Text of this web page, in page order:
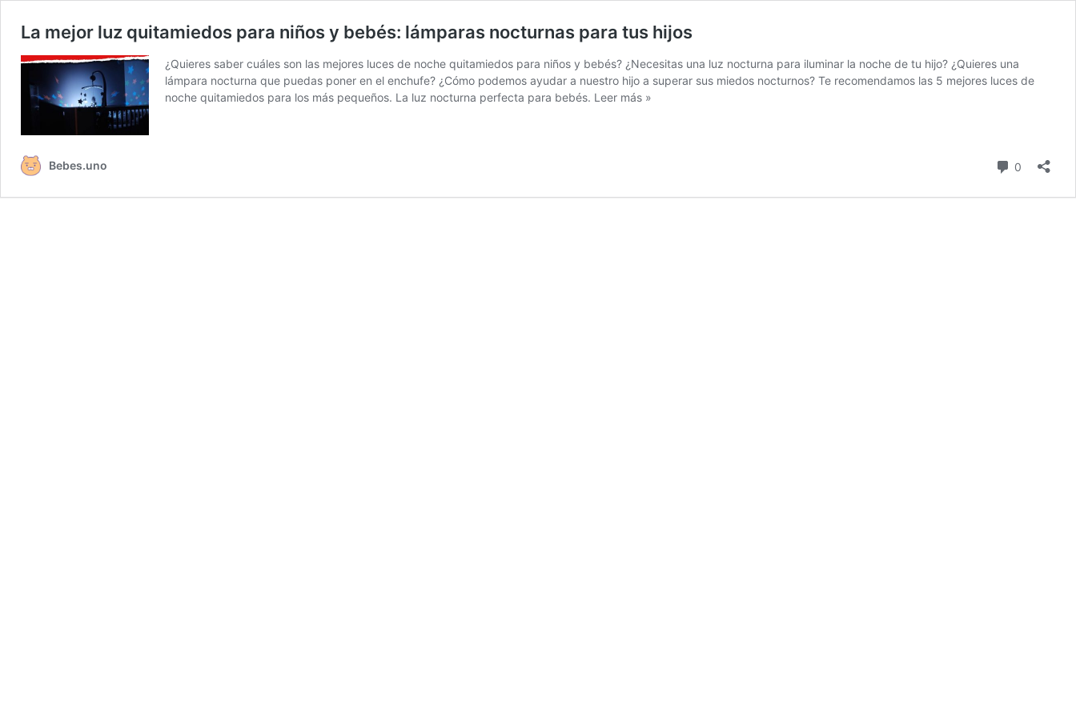
La mejor luz quitamiedos para niños y bebés: lámparas nocturnas para tus hijos
¿Quieres saber cuáles son las mejores luces de noche quitamiedos para niños y bebés? ¿Necesitas una luz nocturna para iluminar la noche de tu hijo? ¿Quieres una
lámpara nocturna que puedas poner en el enchufe? ¿Cómo podemos ayudar a nuestro hijo a superar sus miedos nocturnos? Te recomendamos las 5 mejores luces de
noche quitamiedos para los más pequeños. La luz nocturna perfecta para bebés. Leer más »
Bebes.uno 0